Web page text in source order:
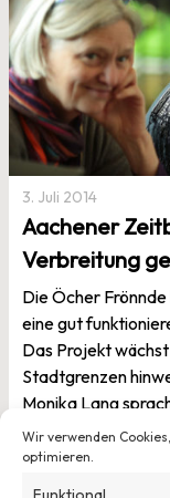
Wir verwenden
optimieren.
3. Juli 2014
Aachener
Verbreitung
Die Öcher
eine gut
Das Projekt
Stadtgrenzen
Monika Lang
Erfolgsfaktoren